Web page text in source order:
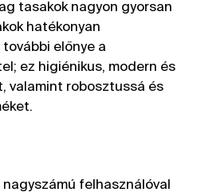
tasakok nagyon gyorsan
hatékonyan
előnye a
ez higiénikus, modern és
valamint robosztussá és
felhasználóval